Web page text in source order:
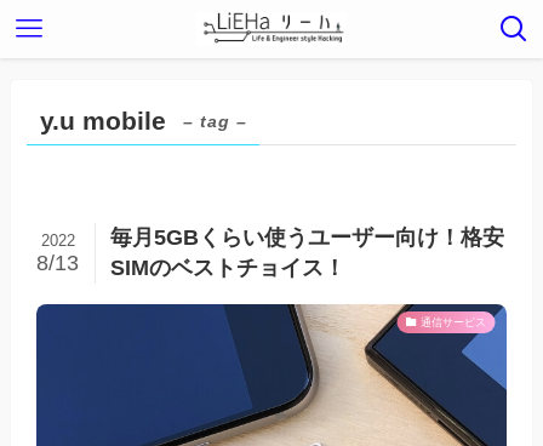
y.u mobile – tag –
毎月5GBくらい使うユーザー向け！格安
SIMのベストチョイス！
2022
8/13
通信サービス